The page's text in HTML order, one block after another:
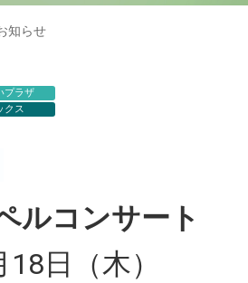
知らせ
プラザ
クス
ルコンサート
日（木）